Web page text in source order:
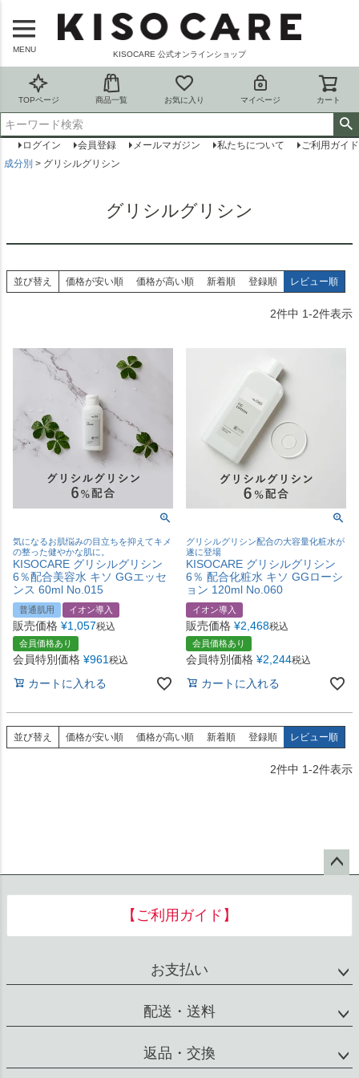
MENU
KISOCARE 公式オンラインショップ
TOPページ 商品一覧 お気に入り マイページ カート
ログイン 会員登録 メールマガジン 私たちについて
ご利用ガイド
成分別
グリシルグリシン
グリシルグリシン
並び替え 価格が安い順 価格が高い順 新着順 登録順 レビュー順
2件中 1-2件表示
気になるお肌悩みの目立ちを抑えてキメ
の整った健やかな肌に。
KISOCARE グリシルグリシン
6％配合美容水 キソ GGエッセ
ンス 60ml No.015
普通肌用 イオン導入
販売価格 ¥1,057税込
会員価格あり
会員特別価格 ¥961 税込
カートに入れる
グリシルグリシン配合の大容量化粧水が
遂に登場
KISOCARE グリシルグリシン
6％ 配合化粧水 キソ GGローシ
ョン 120ml No.060
イオン導入
販売価格 ¥2,468税込
会員価格あり
会員特別価格 ¥2,244税込
カートに入れる
並び替え 価格が安い順 価格が高い順 新着順 登録順 レビュー順
2件中 1-2件表示
へ
【ご利用ガイド】
お支払い
配送・送料
返品・交換